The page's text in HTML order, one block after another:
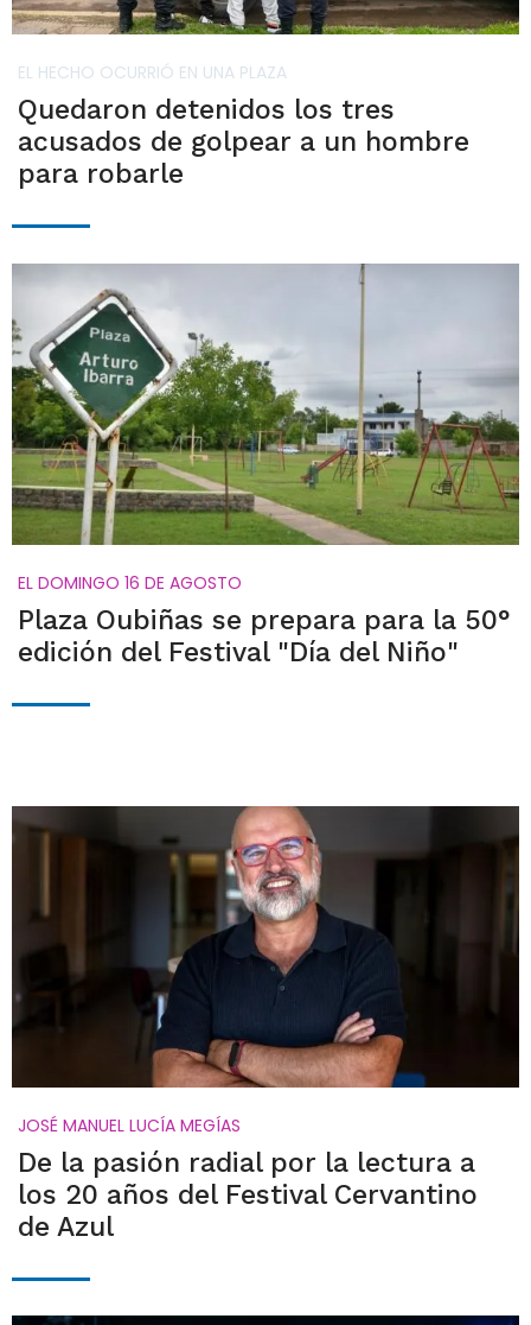
EL HECHO OCURRIÓ EN UNA PLAZA
Quedaron detenidos los tres
acusados de golpear a un hombre
para robarle
EL DOMINGO 16 DE AGOSTO
Plaza Oubiñas se prepara para la 50°
edición del Festival "Día del Niño"
JOSÉ MANUEL LUCÍA MEGÍAS
De la pasión radial por la lectura a
los 20 años del Festival Cervantino
de Azul